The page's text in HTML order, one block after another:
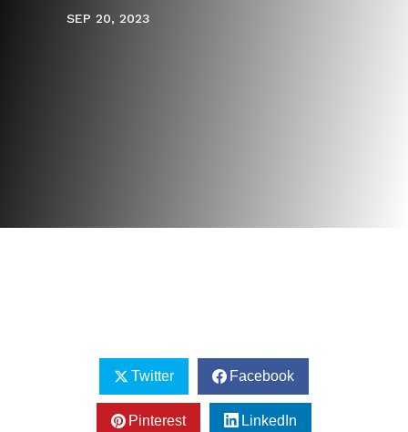
SEP 20, 2023
Twitter Facebook
Pinterest LinkedIn